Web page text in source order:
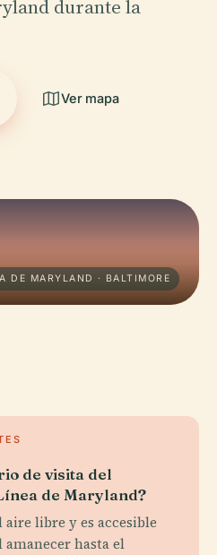
durante la
Ver mapa
DE MARYLAND · BALTIMORE
de visita del
de Maryland?
libre y es accesible
amanecer hasta el